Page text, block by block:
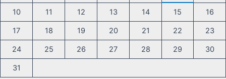
10 11 12 13 14 15 16
17 18 19 20 21 22 23
24 25 26 27 28 29 30
31